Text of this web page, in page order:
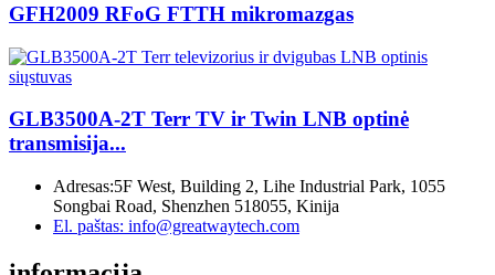
GFH2009 RFoG FTTH mikromazgas
GLB3500A-2T Terr TV ir Twin LNB optinė
transmisija...
Adresas:5F West, Building 2, Lihe Industrial Park, 1055
Songbai Road, Shenzhen 518055, Kinija
El. paštas: info@greatwaytech.com